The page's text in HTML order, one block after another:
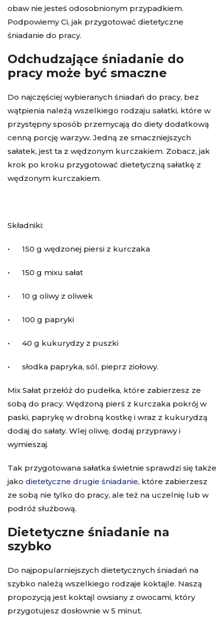
obaw nie jesteś odosobnionym przypadkiem.
Podpowiemy Ci, jak przygotować dietetyczne
śniadanie do pracy.
Odchudzające śniadanie do
pracy może być smaczne
Do najczęściej wybieranych śniadań do pracy, bez
wątpienia należą wszelkiego rodzaju sałatki, które w
przystępny sposób przemycają do diety dodatkową
cenną porcję warzyw. Jedną ze smaczniejszych
sałatek, jest ta z wędzonym kurczakiem. Zobacz, jak
krok po kroku przygotować dietetyczną sałatkę z
wędzonym kurczakiem.
Składniki:
• 150 g wędzonej piersi z kurczaka
• 150 g mixu sałat
• 10 g oliwy z oliwek
• 100 g papryki
• 40 g kukurydzy z puszki
• słodka papryka, sól, pieprz ziołowy.
Mix Sałat przełóż do pudełka, które zabierzesz ze
sobą do pracy. Wędzoną pierś z kurczaka pokrój w
paski, paprykę w drobną kostkę i wraz z kukurydzą
dodaj do sałaty. Wlej oliwę, dodaj przyprawy i
wymieszaj.
Tak przygotowana sałatka świetnie sprawdzi się także
jako dietetyczne drugie śniadanie, które zabierzesz
ze sobą nie tylko do pracy, ale też na uczelnię lub w
podróż służbową.
Dietetyczne śniadanie na
szybko
Do najpopularniejszych dietetycznych śniadań na
szybko należą wszelkiego rodzaje koktajle. Naszą
propozycją jest koktajl owsiany z owocami, który
przygotujesz dosłownie w 5 minut.